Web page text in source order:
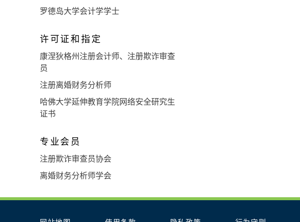
罗德岛大学会计学学士
许可证和指定
康涅狄格州注册会计师、注册欺诈审查
员
注册离婚财务分析师
哈佛大学延伸教育学院网络安全研究生
证书
专业会员
注册欺诈审查员协会
离婚财务分析师学会